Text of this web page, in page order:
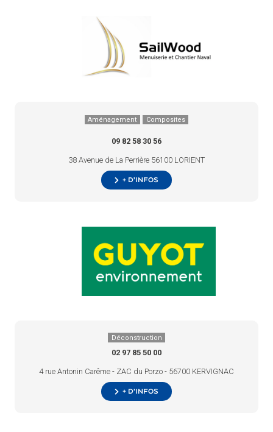
Aménagement Composites
09 82 58 30 56
38 Avenue de La Perrière 56100 LORIENT
+ d’infos
Déconstruction
02 97 85 50 00
4 rue Antonin Carême - ZAC du Porzo - 56700 KERVIGNAC
+ d’infos